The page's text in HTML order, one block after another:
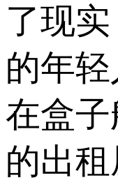
了现
的年
在盒
的出